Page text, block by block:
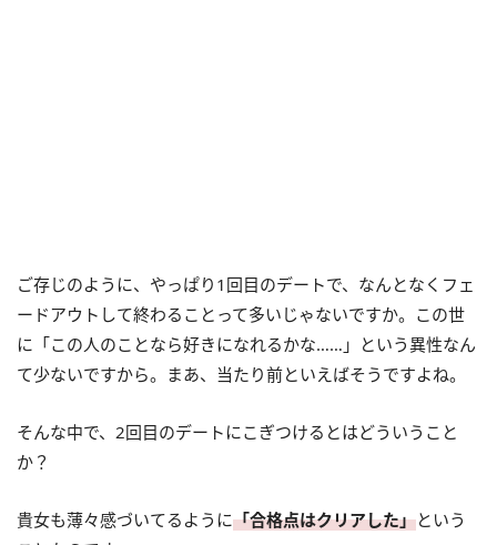
ご存じのように、やっぱり1回目のデートで、なんとなくフェ
ードアウトして終わることって多いじゃないですか。この世
に「この人のことなら好きになれるかな……」という異性なん
て少ないですから。まあ、当たり前といえばそうですよね。
そんな中で、2回目のデートにこぎつけるとはどういうこと
か？
貴女も薄々感づいてるように「合格点はクリアした」という